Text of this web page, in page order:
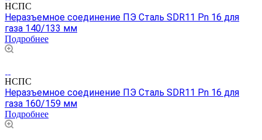
НСПС
Неразъемное соединение ПЭ Сталь SDR11 Pn 16 для
газа 140/133 мм
Подробнее
НСПС
Неразъемное соединение ПЭ Сталь SDR11 Pn 16 для
газа 160/159 мм
Подробнее